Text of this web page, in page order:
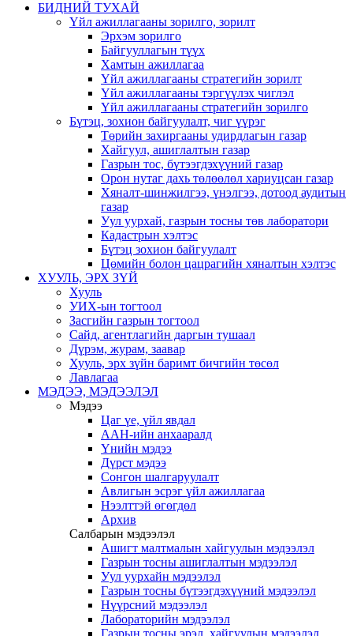
БИДНИЙ ТУХАЙ
Үйл ажиллагааны зорилго, зорилт
Эрхэм зорилго
Байгууллагын түүх
Хамтын ажиллагаа
Үйл ажиллагааны стратегийн зорилт
Үйл ажиллагааны тэргүүлэх чиглэл
Үйл ажиллагааны стратегийн зорилго
Бүтэц, зохион байгуулалт, чиг үүрэг
Төрийн захиргааны удирдлагын газар
Хайгуул, ашиглалтын газар
Газрын тос, бүтээгдэхүүний газар
Орон нутаг дахь төлөөлөл хариуцсан газар
Хяналт-шинжилгээ, үнэлгээ, дотоод аудитын
газар
Уул уурхай, газрын тосны төв лаборатори
Кадастрын хэлтэс
Бүтэц зохион байгуулалт
Цөмийн болон цацрагийн хяналтын хэлтэс
ХУУЛЬ, ЭРХ ЗҮЙ
Хууль
УИХ-ын тогтоол
Засгийн газрын тогтоол
Сайд, агентлагийн даргын тушаал
Дүрэм, журам, заавар
Хууль, эрх зүйн баримт бичгийн төсөл
Лавлагаа
МЭДЭЭ, МЭДЭЭЛЭЛ
Мэдээ
Цаг үе, үйл явдал
ААН-ийн анхааралд
Үнийн мэдээ
Дүрст мэдээ
Сонгон шалгаруулалт
Авлигын эсрэг үйл ажиллагаа
Нээлттэй өгөгдөл
Архив
Салбарын мэдээлэл
Ашигт малтмалын хайгуулын мэдээлэл
Газрын тосны ашиглалтын мэдээлэл
Уул уурхайн мэдээлэл
Газрын тосны бүтээгдэхүүний мэдээлэл
Нүүрсний мэдээлэл
Лабораторийн мэдээлэл
Газрын тосны эрэл, хайгуулын мэдээлэл